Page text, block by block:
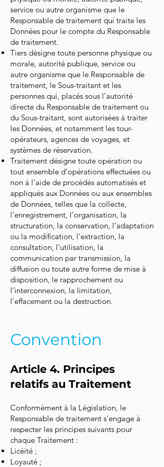
service ou autre organisme que le
Responsable de traitement qui traite les
Données pour le compte du Responsable
de traitement.
Tiers désigne toute personne physique ou
morale, autorité publique, service ou
autre organisme que le Responsable de
traitement, le Sous-traitant et les
personnes qui, placés sous l’autorité
directe du Responsable de traitement ou
du Sous-traitant, sont autorisées à traiter
les Données, et notamment les tour-
opérateurs, agences de voyages, et
systèmes de réservation.
Traitement désigne toute opération ou
tout ensemble d’opérations effectuées ou
non à l’aide de procédés automatisés et
appliqués aux Données ou aux ensembles
de Données, telles que la collecte,
l’enregistrement, l’organisation, la
structuration, la conservation, l’adaptation
ou la modification, l’extraction, la
consultation, l’utilisation, la
communication par transmission, la
diffusion ou toute autre forme de mise à
disposition, le rapprochement ou
l’interconnexion, la limitation,
l’effacement ou la destruction.
Convention
Article 4. Principes
relatifs au Traitement
Conformément à la Législation, le
Responsable de traitement s’engage à
respecter les principes suivants pour
chaque Traitement :
Licéité ;
Loyauté ;